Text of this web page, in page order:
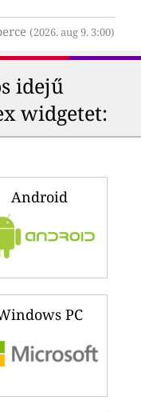
(2026. aug 9. 3:00)
idejű
widgetet:
Android
PC